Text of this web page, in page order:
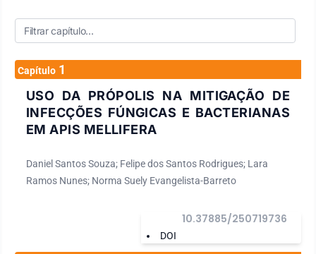
Capítulo 1
USO DA PRÓPOLIS NA MITIGAÇÃO DE
INFECÇÕES FÚNGICAS E BACTERIANAS
EM APIS MELLIFERA
Daniel Santos Souza; Felipe dos Santos Rodrigues; Lara
Ramos Nunes; Norma Suely Evangelista-Barreto
DOI
10.37885/250719736